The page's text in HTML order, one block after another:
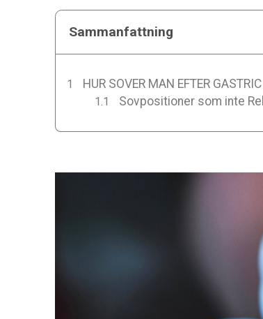
Sammanfattning
HUR SOVER MAN EFTER
Sovpositioner som inte